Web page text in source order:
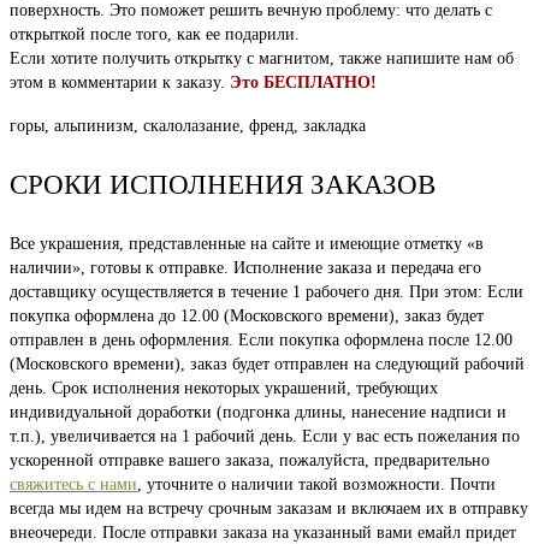
поверхность. Это поможет решить вечную проблему: что делать с
открыткой после того, как ее подарили.
Если хотите получить открытку с магнитом, также напишите нам об
этом в комментарии к заказу. Это БЕСПЛАТНО!
горы, альпинизм, скалолазание, френд, закладка
СРОКИ ИСПОЛНЕНИЯ ЗАКАЗОВ
Все украшения, представленные на сайте и имеющие отметку «в
наличии», готовы к отправке. Исполнение заказа и передача его
доставщику осуществляется в течение 1 рабочего дня. При этом: Если
покупка оформлена до 12.00 (Московского времени), заказ будет
отправлен в день оформления. Если покупка оформлена после 12.00
(Московского времени), заказ будет отправлен на следующий рабочий
день. Срок исполнения некоторых украшений, требующих
индивидуальной доработки (подгонка длины, нанесение надписи и
т.п.), увеличивается на 1 рабочий день. Если у вас есть пожелания по
ускоренной отправке вашего заказа, пожалуйста, предварительно
свяжитесь с нами, уточните о наличии такой возможности. Почти
всегда мы идем на встречу срочным заказам и включаем их в отправку
внеочереди. После отправки заказа на указанный вами емайл придет